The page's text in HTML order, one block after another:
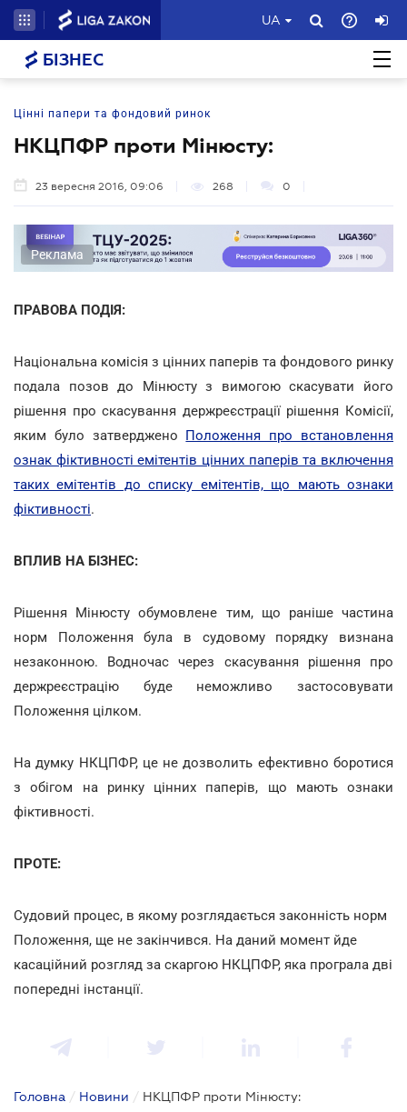
UA
БІЗНЕС
Цінні папери та фондовий ринок
НКЦПФР проти Мінюсту:
23 вересня 2016, 09:06 268 0
Реклама
ПРАВОВА ПОДІЯ:
Національна комісія з цінних паперів та фондового ринку
подала позов до Мінюсту з вимогою скасувати його
рішення про скасування держреєстрації рішення Комісії,
яким було затверджено Положення про встановлення
ознак фіктивності емітентів цінних паперів та включення
таких емітентів до списку емітентів, що мають ознаки
фіктивності.
ВПЛИВ НА БІЗНЕС:
Рішення Мінюсту обумовлене тим, що раніше частина
норм Положення була в судовому порядку визнана
незаконною. Водночас через скасування рішення про
держреєстрацію буде неможливо застосовувати
Положення цілком.
На думку НКЦПФР, це не дозволить ефективно боротися
з обігом на ринку цінних паперів, що мають ознаки
фіктивності.
ПРОТЕ:
Судовий процес, в якому розглядається законність норм
Положення, ще не закінчився. На даний момент йде
касаційний розгляд за скаргою НКЦПФР, яка програла дві
попередні інстанції.
Головна / Новини / НКЦПФР проти Мінюсту: